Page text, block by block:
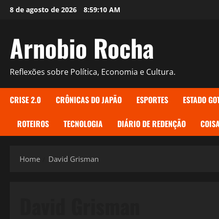
Skip8 de agosto de 2026 8:59:11 AM
Arnobio Rocha
Reflexões sobre Política, Economia e Cultura.
CRISE 2.0 CRÔNICAS DO JAPÃO ESPORTES ESTADO
ROTEIROS TECNOLOGIA DIÁRIO DE REDENÇÃO
Home David Grisman